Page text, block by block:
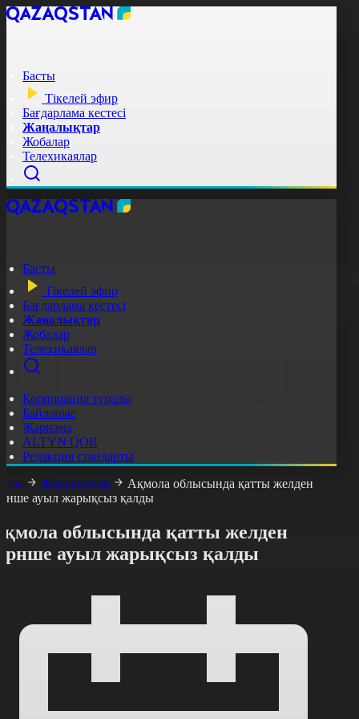
Басты
Тікелей эфир
Бағдарлама кестесі
Жаңалықтар
Жобалар
Телехикаялар
Басты
Тікелей эфир
Бағдарлама кестесі
Жаңалықтар
Жобалар
Телехикаялар
Корпорация туралы
Байланыс
Жарнама
ALTYN QOR
Редакция стандарты
Жаңалықтар
Ақмола облысында қатты желден
ауыл жарықсыз қалды
облысында қатты желден
ауыл жарықсыз қалды